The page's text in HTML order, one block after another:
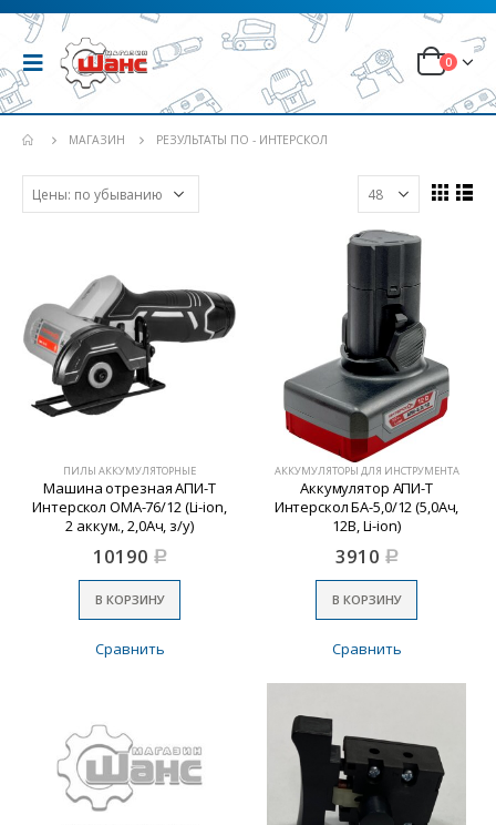
0
МАГАЗИН РЕЗУЛЬТАТЫ ПО - ИНТЕРСКОЛ
ПИЛЫ АККУМУЛЯТОРНЫЕ
Машина отрезная АПИ-Т
Интерскол ОМА-76/12 (Li-ion,
2 аккум., 2,0Ач, з/у)
10190 Р
В КОРЗИНУ
Сравнить
АККУМУЛЯТОРЫ ДЛЯ ИНСТРУМЕНТА
Аккумулятор АПИ-Т
Интерскол БА-5,0/12 (5,0Ач,
12В, Li-ion)
3910 Р
В КОРЗИНУ
Сравнить